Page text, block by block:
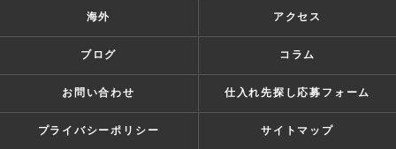
海外 アクセス
ブログ コラム
お問い合わせ 仕入れ先探し応募フォーム
プライバシーポリシー サイトマップ